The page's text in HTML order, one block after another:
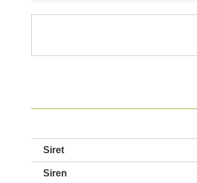
Siret
Siren